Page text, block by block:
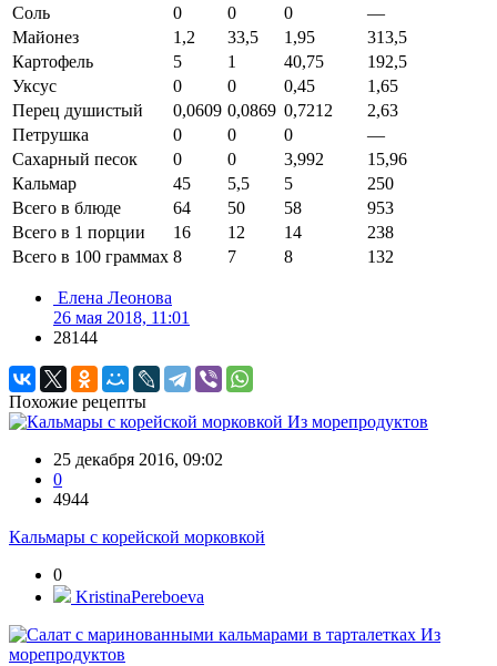
Соль
0 0 0
—
Майонез
1,2 33,5 1,95
313,5
Картофель
5 1 40,75
192,5
Уксус
0 0 0,45
1,65
Перец душистый
0,0609 0,0869 0,7212
2,63
Петрушка
0 0 0
—
Сахарный песок
0 0 3,992
15,96
Кальмар
45 5,5 5
250
Всего в блюде
64 50 58
953
Всего в 1 порции
16 12 14
238
Всего в 100 граммах 8 7 8 132
Елена Леонова
26 мая 2018, 11:01
28144
Похожие рецепты
Из морепродуктов
25 декабря 2016, 09:02
0
4944
Кальмары с корейской морковкой
0
KristinaPereboeva
Из
морепродуктов